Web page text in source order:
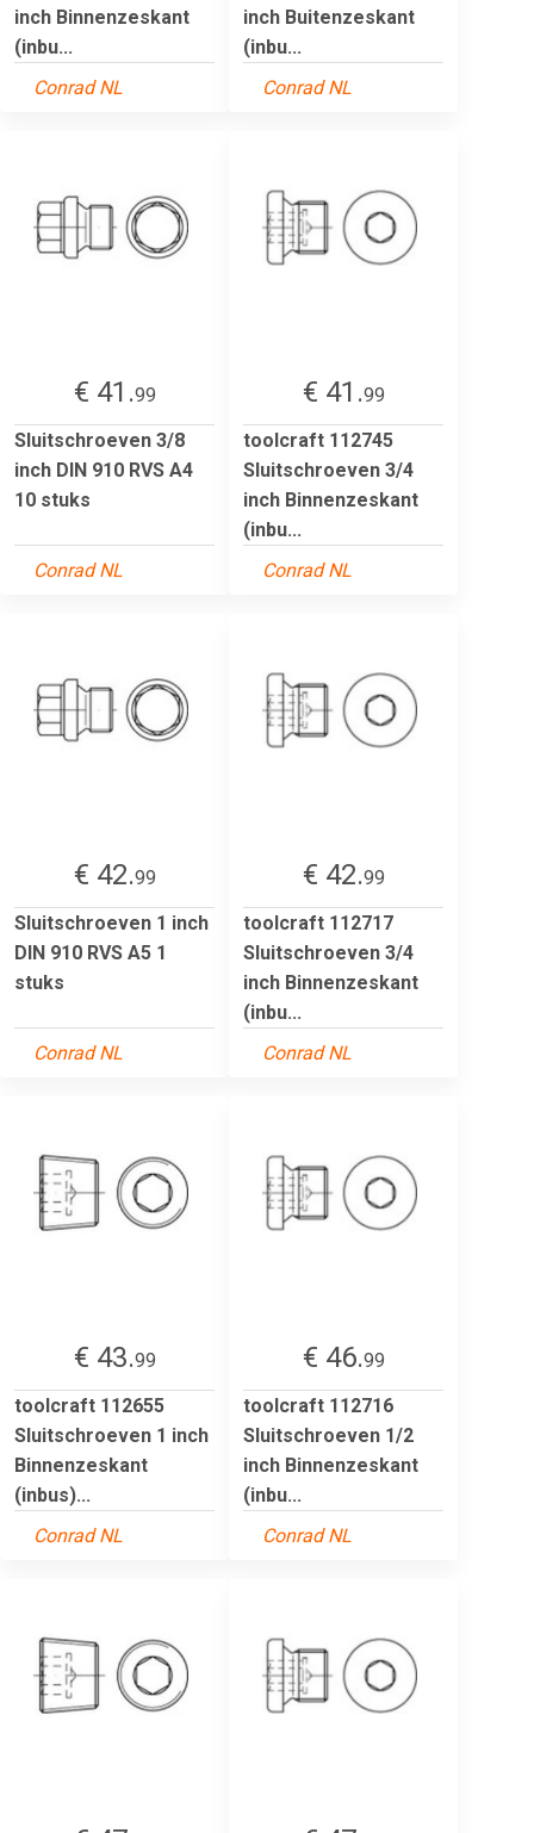
inch Binnenzeskant
(inbu...
Conrad NL
inch Buitenzeskant
(inbu...
Conrad NL
€ 41.99
Sluitschroeven 3/8
inch DIN 910 RVS A4
10 stuks
Conrad NL
€ 41.99
toolcraft 112745
Sluitschroeven 3/4
inch Binnenzeskant
(inbu...
Conrad NL
€ 42.99
Sluitschroeven 1 inch
DIN 910 RVS A5 1
stuks
Conrad NL
€ 42.99
toolcraft 112717
Sluitschroeven 3/4
inch Binnenzeskant
(inbu...
Conrad NL
€ 43.99
toolcraft 112655
Sluitschroeven 1 inch
Binnenzeskant
(inbus)...
Conrad NL
€ 46.99
toolcraft 112716
Sluitschroeven 1/2
inch Binnenzeskant
(inbu...
Conrad NL